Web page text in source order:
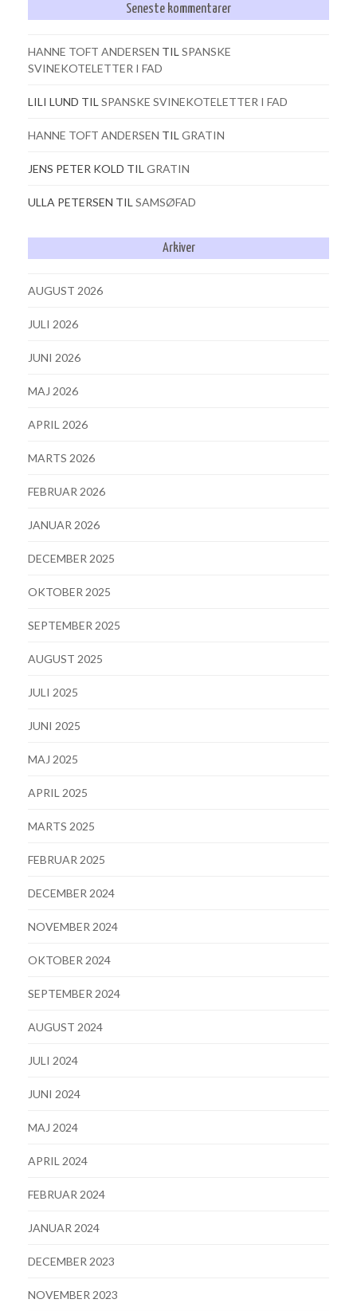
Seneste kommentarer
HANNE TOFT ANDERSEN TIL SPANSKE
SVINEKOTELETTER I FAD
LILI LUND TIL SPANSKE SVINEKOTELETTER I FAD
HANNE TOFT ANDERSEN TIL GRATIN
JENS PETER KOLD TIL GRATIN
ULLA PETERSEN TIL SAMSØFAD
Arkiver
AUGUST 2026
JULI 2026
JUNI 2026
MAJ 2026
APRIL 2026
MARTS 2026
FEBRUAR 2026
JANUAR 2026
DECEMBER 2025
OKTOBER 2025
SEPTEMBER 2025
AUGUST 2025
JULI 2025
JUNI 2025
MAJ 2025
APRIL 2025
MARTS 2025
FEBRUAR 2025
DECEMBER 2024
NOVEMBER 2024
OKTOBER 2024
SEPTEMBER 2024
AUGUST 2024
JULI 2024
JUNI 2024
MAJ 2024
APRIL 2024
FEBRUAR 2024
JANUAR 2024
DECEMBER 2023
NOVEMBER 2023